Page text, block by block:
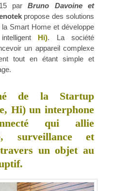
parBruno Davoine et
propose des solutions
la Smart Home et développe
Hi). La société
un appareil complexe
tout en étant simple et
de la Startup
Hi) un interphone
qui allie
surveillance et
un objet au